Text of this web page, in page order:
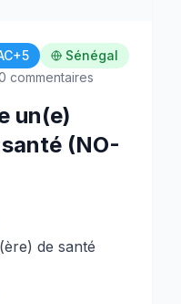
Sénégal
commentaires
un(e)
(NO-
de santé